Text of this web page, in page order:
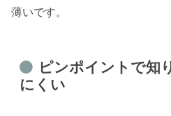
薄いです。
ピンポイントで知
にくい